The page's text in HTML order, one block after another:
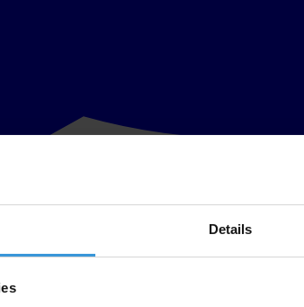
Details
المجتمع الممدني قد عطلها العدوان الاسرائيلي